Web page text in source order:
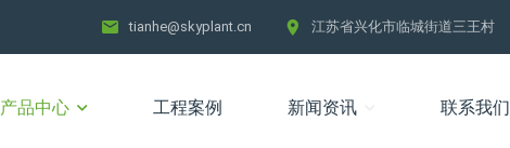
tianhe@skyplant.cn 江苏省兴化市临城街道三王村
产品中心 工程案例 新闻资讯 联系我们